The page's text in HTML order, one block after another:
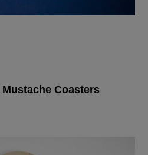
Coasters